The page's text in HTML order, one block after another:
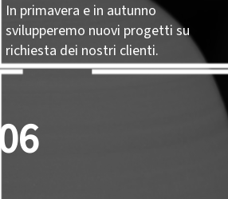
In primavera e in autunno
svilupperemo nuovi progetti su
richiesta dei nostri clienti.
06